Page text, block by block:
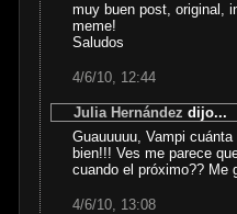
muy buen post, original,
meme!
Saludos
4/6/10, 12:44
Julia Hernández dijo...
Guauuuuu, Vampi cuánta
bien!!! Ves me parece
cuando el próximo?? Me
4/6/10, 13:08